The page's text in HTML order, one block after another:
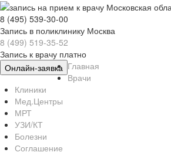
8 (495) 539-30-00
Запись в поликлинику Москва
8 (499) 519-35-52
Запись к врачу платно
Онлайн-заявка Главная
Врачи
Клиники
Мед.Центры
МРТ
УЗИ/КТ
Болезни
Соглашение